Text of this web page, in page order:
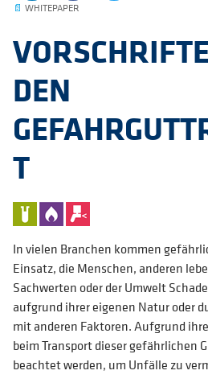
📄 WHITEPAPER
DEN
T
In vielen Branchen kommen
Einsatz, die Menschen, anderen
Sachwerten oder der Umwelt
aufgrund ihrer eigenen Natur oder
mit anderen Faktoren. Aufgrund
beim Transport dieser gefährlichen
beachtet werden, um Unfälle zu